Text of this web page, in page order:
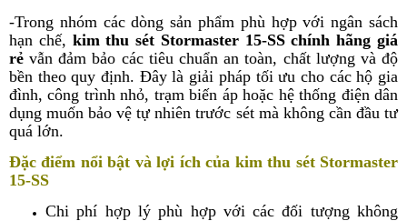
-Trong nhóm các dòng sản phẩm phù hợp với ngân sách
hạn chế, kim thu sét Stormaster 15-SS chính hãng giá
rẻ vẫn đảm bảo các tiêu chuẩn an toàn, chất lượng và độ
bền theo quy định. Đây là giải pháp tối ưu cho các hộ gia
đình, công trình nhỏ, trạm biến áp hoặc hệ thống điện dân
dụng muốn bảo vệ tự nhiên trước sét mà không cần đầu tư
quá lớn.
Đặc điểm nổi bật và lợi ích của kim thu sét Stormaster
15-SS
Chi phí hợp lý phù hợp với các đối tượng không